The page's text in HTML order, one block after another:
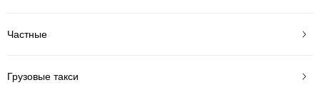
Частные
Грузовые такси